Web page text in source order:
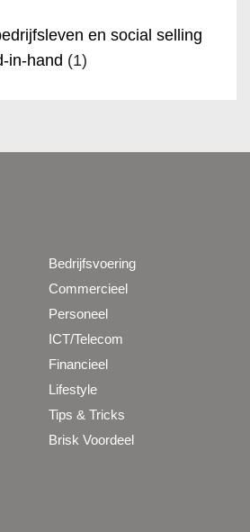
en social selling
in-hand (1)
Bedrijfsvoering
Commercieel
Personeel
ICT/Telecom
Financieel
Lifestyle
Tips & Tricks
Brisk Voordeel